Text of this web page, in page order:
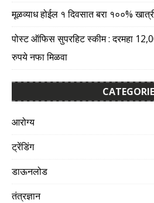
मूळव्याध होईल १ दिवसात बरा १००%
पोस्ट ऑफिस सुपरहिट स्कीम : दरमहा
रुपये नफा मिळवा
आरोग्य
ट्रेंडिंग
डाऊनलोड
तंत्रज्ञान